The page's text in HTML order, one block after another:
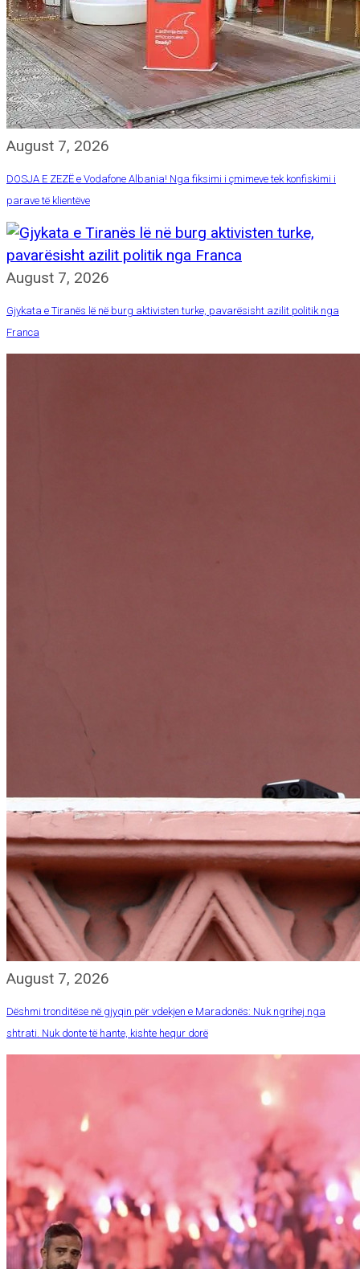
August 7, 2026
DOSJA E ZEZË e Vodafone Albania! Nga fiksimi i çmimeve tek konfiskimi i
parave të klientëve
August 7, 2026
Gjykata e Tiranës lë në burg aktivisten turke, pavarësisht azilit politik nga
Franca
August 7, 2026
Dëshmi tronditëse në gjyqin për vdekjen e Maradonës: Nuk ngrihej nga
shtrati. Nuk donte të hante, kishte hequr dorë